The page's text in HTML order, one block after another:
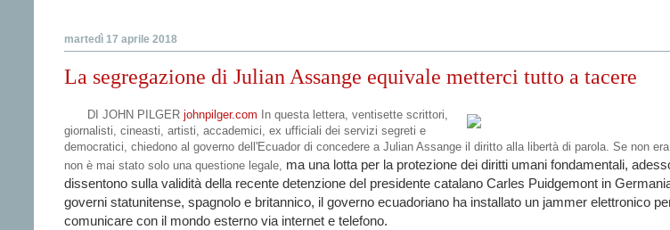
martedì 17 aprile 2018
La segregazione di Julian Assange equivale metterci tutto a tacere
DI JOHN PILGER johnpilger.com In questa lettera, ventisette scrittori,
giornalisti, cineasti, artisti, accademici, ex ufficiali dei servizi segreti e
democratici, chiedono al governo dell'Ecuador di concedere a Julian Assange il diritto alla libertà di parola. Se non
non è mai stato solo una questione legale, ma una lotta per la protezione dei diritti umani fondamentali,
dissentono sulla validità della recente detenzione del presidente catalano Carles Puidgemont in
governi statunitense, spagnolo e britannico, il governo ecuadoriano ha installato un jammer elettronico
comunicare con il mondo esterno via internet e telefono.